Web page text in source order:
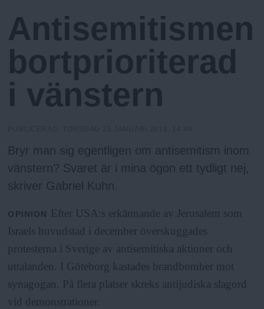
h
o
m
s
F
r
i
a
y
Antisemitismen
bortprioriterad
i vänstern
Bryr man sig egentligen om antisemitism inom
vänstern? Svaret är i mina ögon ett tydligt nej,
skriver Gabriel Kuhn.
OPINION
Efter USA:s erkännande av Jerusalem som
Israels huvudstad i december överskuggades
protesterna i Sverige av antisemitiska aktioner och
uttalanden. I Göteborg kastades brandbomber mot
synagogan. På flera platser skreks antijudiska slagord
vid demonstrationer.